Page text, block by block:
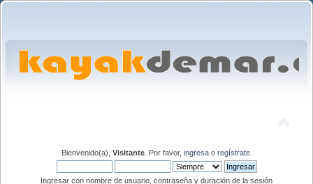
Bienvenido(a), Visitante. Por favor, ingresao regístrate.
Ingresar con nombre de usuario, contraseña y duración de la sesión